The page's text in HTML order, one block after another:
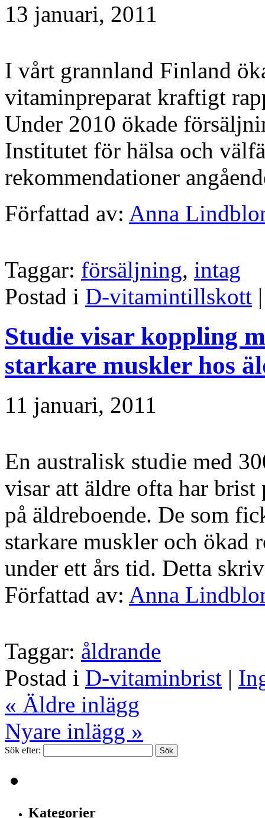
13 januari, 2011
I vårt grannland Finland
vitaminpreparat kraftigt
Under 2010 ökade
Institutet för hälsa och
rekommendationer
Författad av: Anna
Taggar: försäljning, intag
Postad i D-vitamintillskott
Studie visar koppling
starkare muskler hos
11 januari, 2011
En australisk studie med
visar att äldre ofta har
på äldreboende. De som
starkare muskler och ökad
under ett års tid. Detta
Författad av: Anna
Taggar: åldrande
Postad i D-vitaminbrist |
« Äldre inlägg
Nyare inlägg »
Sök efter:
Kategorier